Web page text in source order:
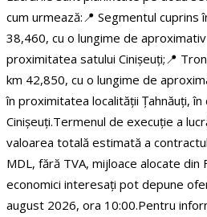
cum urmează:📍 Segmentul cuprins
38,460, cu o lungime de
proximitatea satului Cinișeuți;📍
km 42,850, cu o lungime de
în proximitatea localității Țahnăuți,
Cinișeuți.Termenul de execuție a
valoarea totală estimată a
MDL, fără TVA, mijloace alocate din
economici interesați pot depune
august 2026, ora 10:00.Pentru